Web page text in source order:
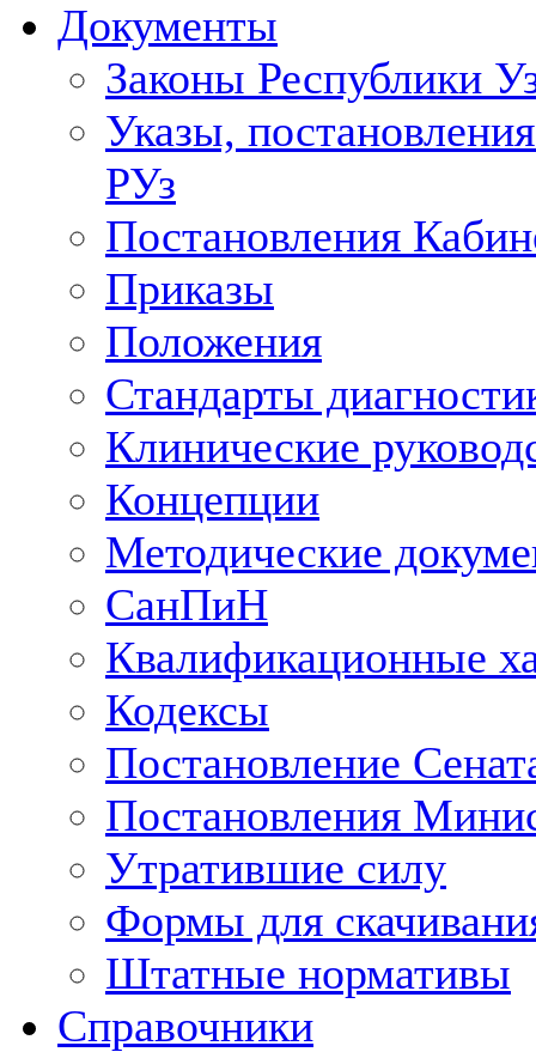
Документы
Законы Республики
Указы,
РУз
Постановления
Приказы
Положения
Стандарты
Клинические
Концепции
Методические
СанПиН
Квалификационные
Кодексы
Постановление
Постановления
Утратившие силу
Формы для
Штатные нормативы
Справочники